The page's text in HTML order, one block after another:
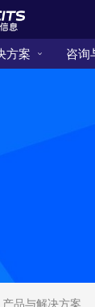
方案 咨询
产品与解决方案